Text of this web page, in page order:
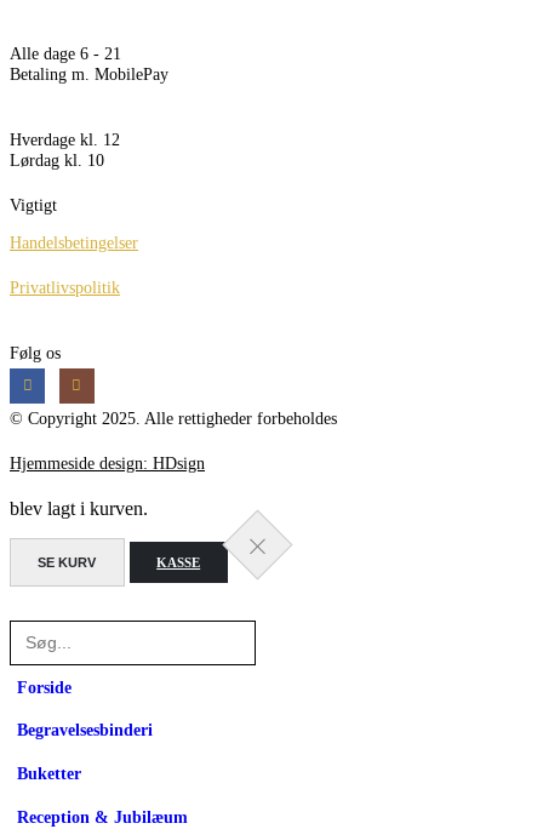
Alle dage 6 - 21
Betaling m. MobilePay
Hverdage kl. 12
Lørdag kl. 10
Vigtigt
Handelsbetingelser
Privatlivspolitik
Følg os
© Copyright 2025. Alle rettigheder forbeholdes
Hjemmeside design: HDsign
blev lagt i kurven.
SE KURV KASSE
Forside
Begravelsesbinderi
Buketter
Reception & Jubilæum